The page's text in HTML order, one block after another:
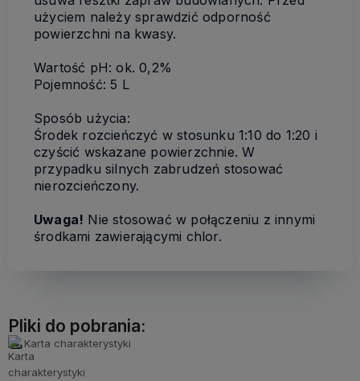
użyciem należy sprawdzić odporność
powierzchni na kwasy.
Wartość pH: ok. 0,2%
Pojemność: 5 L
Sposób użycia:
Środek rozcieńczyć w stosunku 1:10 do 1:20 i
czyścić wskazane powierzchnie. W
przypadku silnych zabrudzeń stosować
nierozcieńczony.
Uwaga! Nie stosować w połączeniu z innymi
środkami zawierającymi chlor.
Pliki do pobrania:
Karta charakterystyki